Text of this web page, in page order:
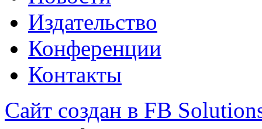
Издательство
Конференции
Контакты
Сайт создан в FB